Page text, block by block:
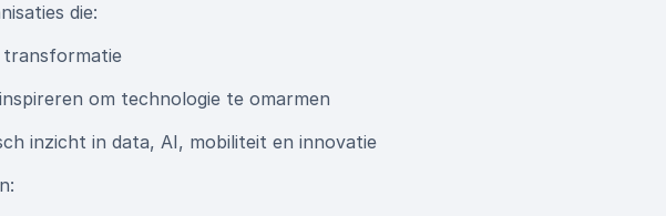
die:
transformatie
om technologie te omarmen
inzicht in data, AI, mobiliteit en innovatie